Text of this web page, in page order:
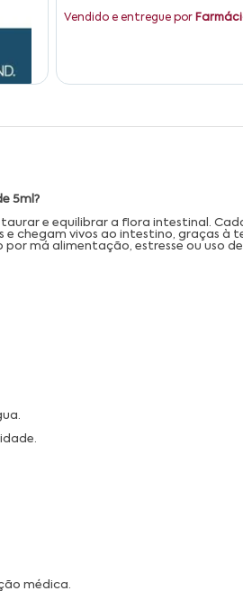
Vendido e entregue por
5ml?
e equilibrar a flora intestinal.
vivos ao intestino, graças à
má alimentação, estresse ou uso
médica.